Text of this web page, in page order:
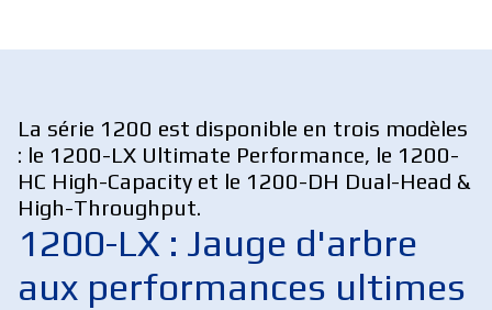
La série 1200 est disponible en trois modèles
: le 1200-LX Ultimate Performance, le 1200-
HC High-Capacity et le 1200-DH Dual-Head &
High-Throughput.
1200-LX : Jauge d'arbre
aux performances ultimes